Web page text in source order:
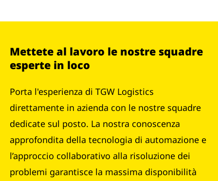
Mettete al lavoro le nostre squadre
esperte in loco
Porta l'esperienza di TGW Logistics
direttamente in azienda con le nostre squadre
dedicate sul posto. La nostra conoscenza
approfondita della tecnologia di automazione e
l’approccio collaborativo alla risoluzione dei
problemi garantisce la massima disponibilità